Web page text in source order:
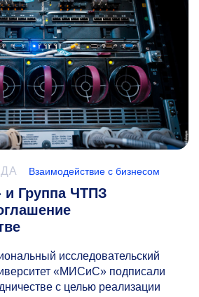
Взаимодействие с бизнесом
Группа ЧТПЗ
исследовательский
«МИСиС» подписали
с целью реализации